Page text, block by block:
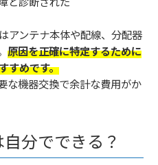
アンテナ本体や配線、分配器
原因を正確に特定するために
すめです。
な機器交換で余計な費用がか
分でできる？